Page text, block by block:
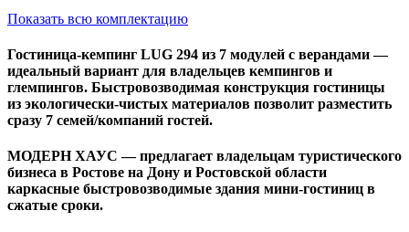
Показать всю комплектацию
Гостиница-кемпинг LUG 294 из 7 модулей с верандами —
идеальный вариант для владельцев кемпингов и
глемпингов. Быстровозводимая конструкция гостиницы
из экологически-чистых материалов позволит разместить
сразу 7 семей/компаний гостей.
МОДЕРН ХАУС — предлагает владельцам туристического
бизнеса в Ростове на Дону и Ростовской области
каркасные быстровозводимые здания мини-гостиниц в
сжатые сроки.